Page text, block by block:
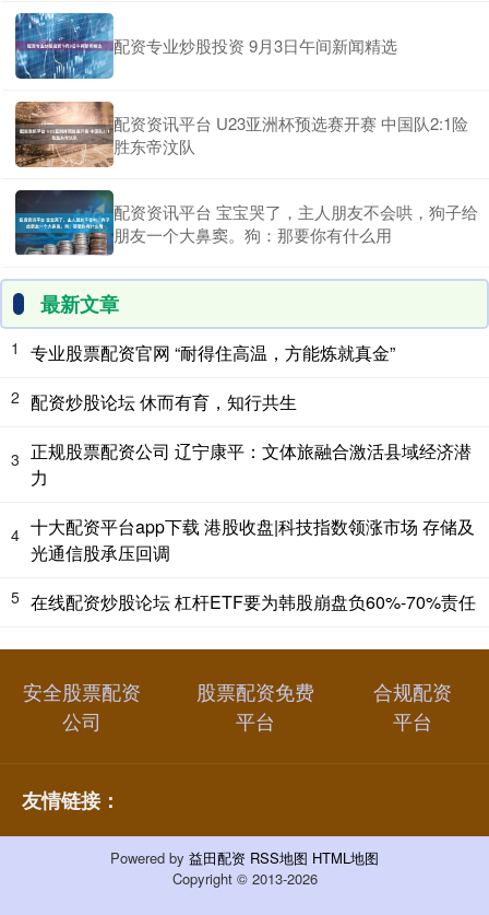
配资专业炒股投资 9月3日午间新闻精选
配资资讯平台 U23亚洲杯预选赛开赛 中国队2:1险
胜东帝汶队
配资资讯平台 宝宝哭了，主人朋友不会哄，狗子给
朋友一个大鼻窦。狗：那要你有什么用
最新文章
1 专业股票配资官网 “耐得住高温，方能炼就真金”
2 配资炒股论坛 休而有育，知行共生
3 正规股票配资公司 辽宁康平：文体旅融合激活县域经济潜
力
4 十大配资平台app下载 港股收盘|科技指数领涨市场 存储及
光通信股承压回调
5 在线配资炒股论坛 杠杆ETF要为韩股崩盘负60%-70%责任
安全股票配资
公司
股票配资免费
平台
合规配资
平台
友情链接：
Powered by 益田配资 RSS地图 HTML地图
Copyright © 2013-2026